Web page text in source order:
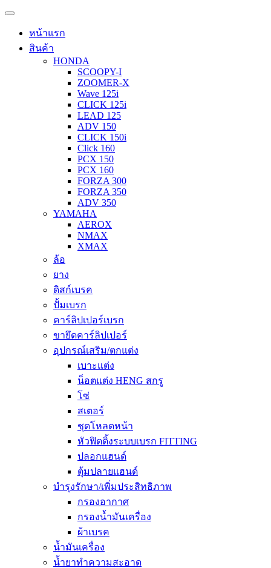
หน้าแรก
สินค้า
HONDA
SCOOPY-I
ZOOMER-X
Wave 125i
CLICK 125i
LEAD 125
ADV 150
CLICK 150i
Click 160
PCX 150
PCX 160
FORZA 300
FORZA 350
ADV 350
YAMAHA
AEROX
NMAX
XMAX
ล้อ
ยาง
ดิสก์เบรค
ปั้มเบรก
คาร์ลิปเปอร์เบรก
ขายึดคาร์ลิปเปอร์
อุปกรณ์เสริม/ตกแต่ง
เบาะแต่ง
น็อตแต่ง HENG สกรู
โซ่
สเตอร์
ชุดโหลดหน้า
หัวฟิตติ้งระบบเบรก FITTING
ปลอกแฮนด์
ตุ้มปลายแฮนด์
บำรุงรักษา/เพิ่มประสิทธิภาพ
กรองอากาศ
กรองน้ำมันเครื่อง
ผ้าเบรค
น้ำมันเครื่อง
น้ำยาทำความสะอาด